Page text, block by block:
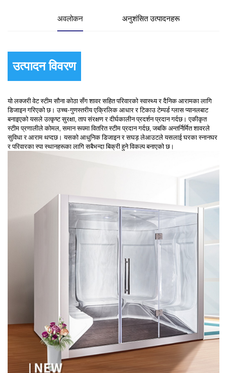
अवलोकन अनुशंसित उत्पादनहरू
उत्पादन विवरण
यो लक्जरी वेट स्टीम सौना कोठा सँग शावर सहित परिवारको स्वास्थ्य र दैनिक आरामका लागि
डिजाइन गरिएको छ। उच्च-गुणस्तरीय एक्रिलिक आधार र टिकाउ टेम्पर्ड ग्लास प्यानलबाट
बनाइएको यसले उत्कृष्ट सुरक्षा, ताप संरक्षण र दीर्घकालीन प्रदर्शन प्रदान गर्दछ। एकीकृत
स्टीम प्रणालीले कोमल, समान रूपमा वितरित स्टीम प्रदान गर्दछ, जबकि अन्तर्निर्मित शावरले
सुविधा र आराम थप्दछ। यसको आधुनिक डिजाइन र सघड़ लेआउटले यसलाई घरका स्नानघर
र परिवारका स्पा स्थानहरूका लागि सबैभन्दा बिक्री हुने विकल्प बनाएको छ।